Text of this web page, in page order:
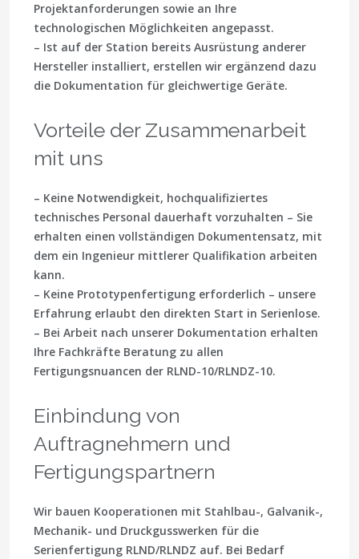
Projektanforderungen sowie an Ihre
technologischen Möglichkeiten angepasst.
– Ist auf der Station bereits Ausrüstung anderer
Hersteller installiert, erstellen wir ergänzend dazu
die Dokumentation für gleichwertige Geräte.
Vorteile der Zusammenarbeit
mit uns
– Keine Notwendigkeit, hochqualifiziertes
technisches Personal dauerhaft vorzuhalten – Sie
erhalten einen vollständigen Dokumentensatz, mit
dem ein Ingenieur mittlerer Qualifikation arbeiten
kann.
– Keine Prototypenfertigung erforderlich – unsere
Erfahrung erlaubt den direkten Start in Serienlose.
– Bei Arbeit nach unserer Dokumentation erhalten
Ihre Fachkräfte Beratung zu allen
Fertigungsnuancen der RLND-10/RLNDZ-10.
Einbindung von
Auftragnehmern und
Fertigungspartnern
Wir bauen Kooperationen mit Stahlbau-, Galvanik-,
Mechanik- und Druckgusswerken für die
Serienfertigung RLND/RLNDZ auf. Bei Bedarf